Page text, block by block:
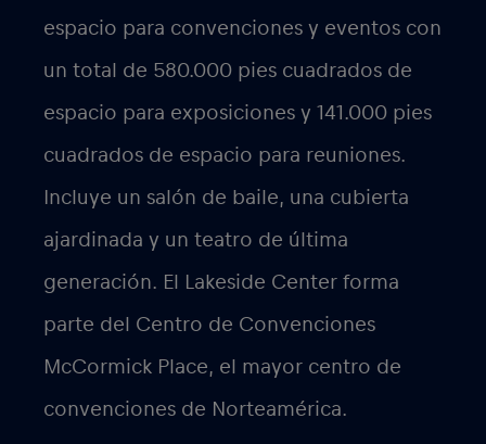
espacio para convenciones y eventos con
un total de 580.000 pies cuadrados de
espacio para exposiciones y 141.000 pies
cuadrados de espacio para reuniones.
Incluye un salón de baile, una cubierta
ajardinada y un teatro de última
generación. El Lakeside Center forma
parte del Centro de Convenciones
McCormick Place, el mayor centro de
convenciones de Norteamérica.